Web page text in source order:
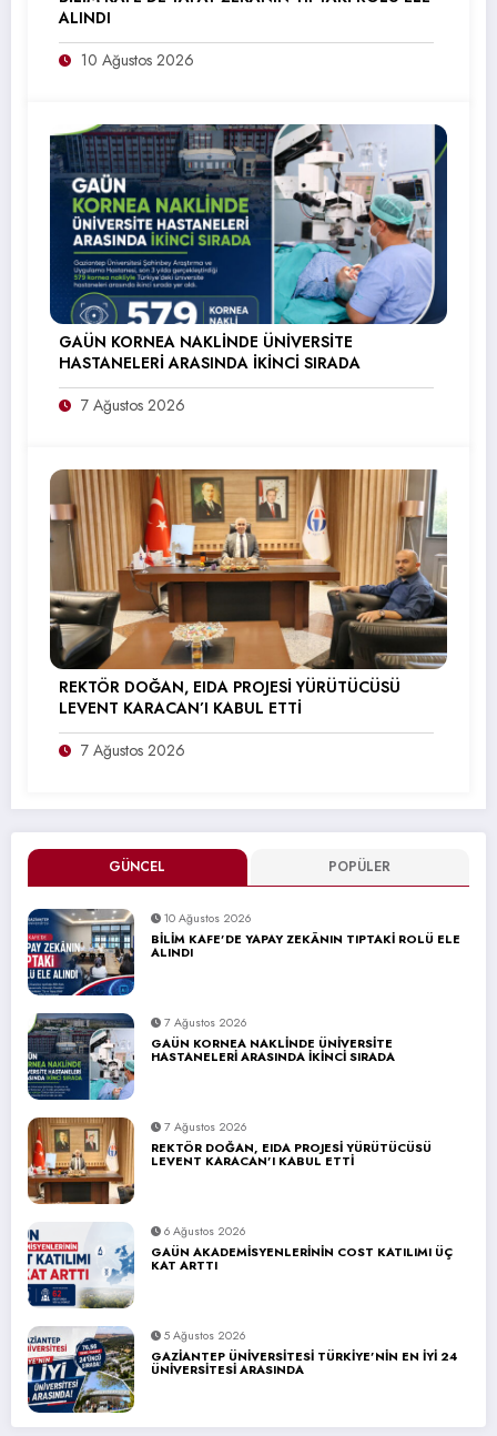
GÜNCEL POPÜLER
10 Ağustos 2026
BİLİM KAFE’DE YAPAY ZEKÂNIN TIPTAKİ ROLÜ ELE
ALINDI
7 Ağustos 2026
GAÜN KORNEA NAKLİNDE ÜNİVERSİTE
HASTANELERİ ARASINDA İKİNCİ SIRADA
7 Ağustos 2026
REKTÖR DOĞAN, EIDA PROJESİ YÜRÜTÜCÜSÜ
LEVENT KARACAN’I KABUL ETTİ
6 Ağustos 2026
GAÜN AKADEMİSYENLERİNİN COST KATILIMI ÜÇ
KAT ARTTI
5 Ağustos 2026
GAZİANTEP ÜNİVERSİTESİ TÜRKİYE’NİN EN İYİ 24
ÜNİVERSİTESİ ARASINDA
ALINDI
10 Ağustos 2026
GAÜN KORNEA NAKLİNDE ÜNİVERSİTE
HASTANELERİ ARASINDA İKİNCİ SIRADA
7 Ağustos 2026
REKTÖR DOĞAN, EIDA PROJESİ YÜRÜTÜCÜSÜ
LEVENT KARACAN’I KABUL ETTİ
7 Ağustos 2026